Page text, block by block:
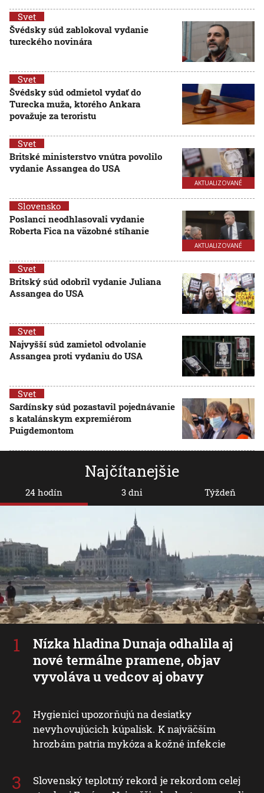
Svet
Švédsky súd zablokoval vydanie
tureckého novinára
Svet
Švédsky súd odmietol vydať do
Turecka muža, ktorého Ankara
považuje za teroristu
AKTUALIZOVANÉ
Svet
Britské ministerstvo vnútra povolilo
vydanie Assangea do USA
AKTUALIZOVANÉ
Slovensko
Poslanci neodhlasovali vydanie
Roberta Fica na väzobné stíhanie
Svet
Britský súd odobril vydanie Juliana
Assangea do USA
Svet
Najvyšší súd zamietol odvolanie
Assangea proti vydaniu do USA
Svet
Sardínsky súd pozastavil pojednávanie
s katalánskym expremiérom
Puigdemontom
Najčítanejšie
24 hodín
Nízka hladina Dunaja odhalila aj
nové termálne pramene, objav
vyvoláva u vedcov aj obavy
Hygienici upozorňujú na desiatky
nevyhovujúcich kúpalísk. K najväčším
hrozbám patria mykóza a kožné infekcie
Slovenský teplotný rekord je rekordom celej
3 dni Týždeň